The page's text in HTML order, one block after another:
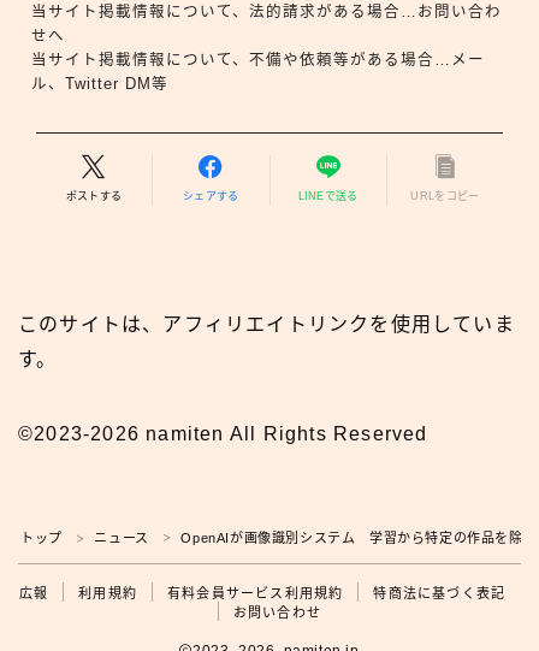
広報
当サイト掲載情報について、法的請求がある場合…お問い合わ
せへ
当サイト掲載情報について、不備や依頼等がある場合…メー
ル、Twitter DM等
ポストする シェアする LINEで送る URLをコピー
このサイトは、アフィリエイトリンクを使用していま
す。
©2023-2026 namiten All Rights Reserved
トップ ＞ ニュース ＞ OpenAIが画像識別システム 学習から特定の作品を除外
広報 利用規約 有料会員サービス利用規約
特商法に基づく表記
お問い合わせ